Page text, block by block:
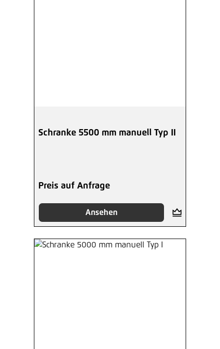
Schranke 5500 mm manuell Typ II
Preis auf Anfrage
Ansehen